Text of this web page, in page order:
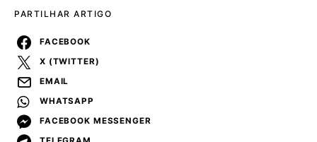
PARTILHAR ARTIGO
FACEBOOK
X (TWITTER)
EMAIL
WHATSAPP
FACEBOOK MESSENGER